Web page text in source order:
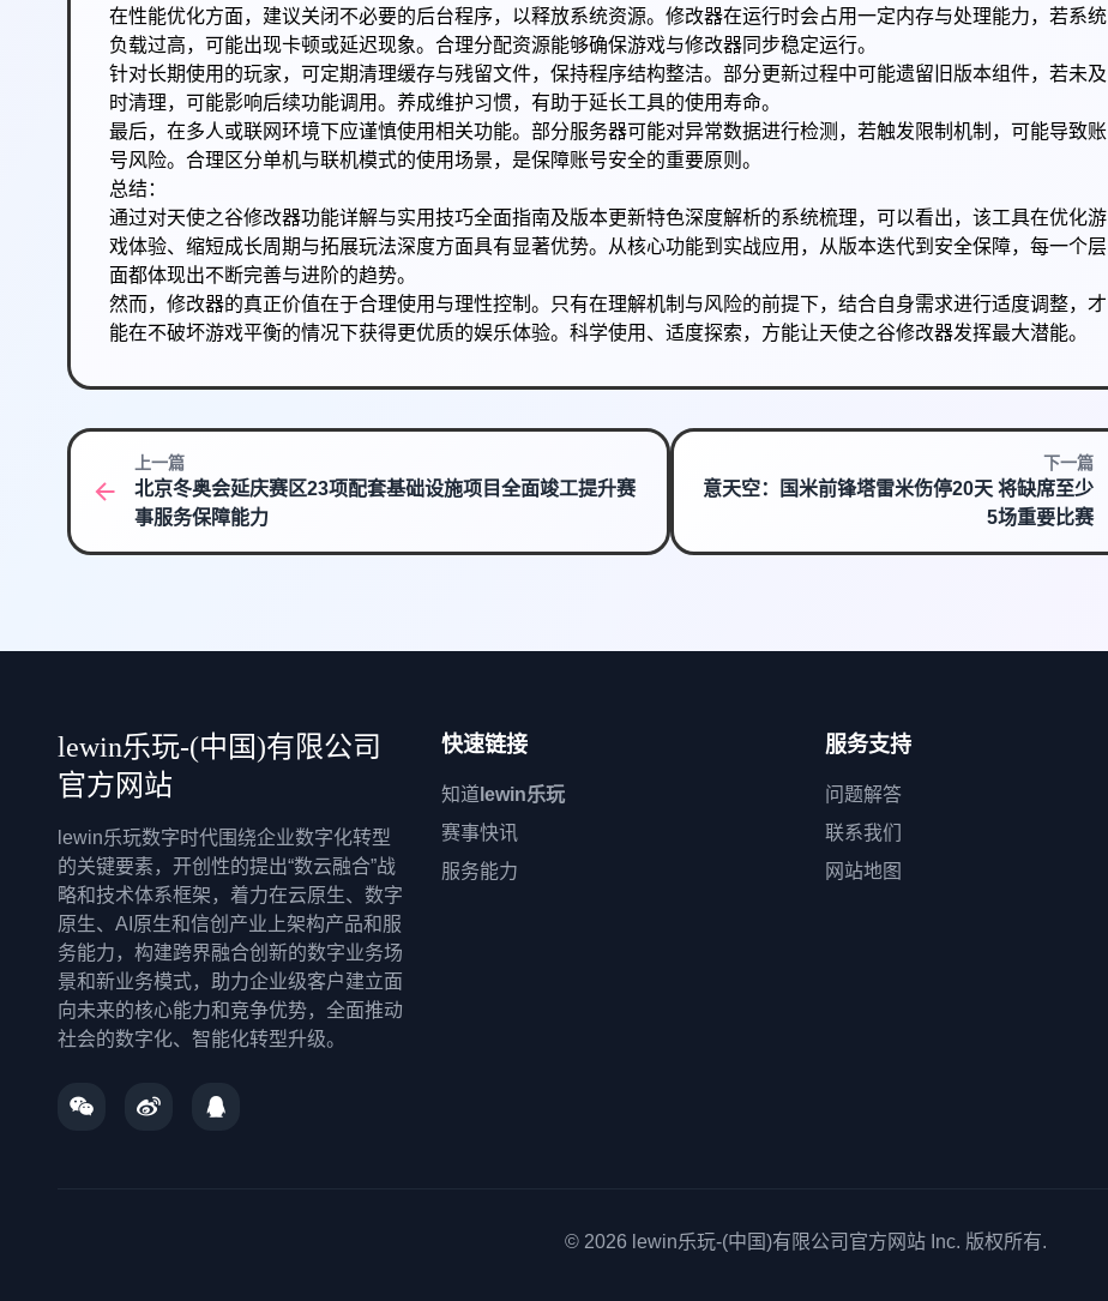
在性能优化方面，建议关闭不必要的后台程序，以释放系统资源。修改器在运行时会占用一定内存与处理能力，若系统
负载过高，可能出现卡顿或延迟现象。合理分配资源能够确保游戏与修改器同步稳定运行。
针对长期使用的玩家，可定期清理缓存与残留文件，保持程序结构整洁。部分更新过程中可能遗留旧版本组件，若未及
时清理，可能影响后续功能调用。养成维护习惯，有助于延长工具的使用寿命。
最后，在多人或联网环境下应谨慎使用相关功能。部分服务器可能对异常数据进行检测，若触发限制机制，可能导致账
号风险。合理区分单机与联机模式的使用场景，是保障账号安全的重要原则。
总结：
通过对天使之谷修改器功能详解与实用技巧全面指南及版本更新特色深度解析的系统梳理，可以看出，该工具在优化游
戏体验、缩短成长周期与拓展玩法深度方面具有显著优势。从核心功能到实战应用，从版本迭代到安全保障，每一个层
面都体现出不断完善与进阶的趋势。
然而，修改器的真正价值在于合理使用与理性控制。只有在理解机制与风险的前提下，结合自身需求进行适度调整，才
能在不破坏游戏平衡的情况下获得更优质的娱乐体验。科学使用、适度探索，方能让天使之谷修改器发挥最大潜能。
上一篇
北京冬奥会延庆赛区23项配套基础设施项目全面竣工提升赛
事服务保障能力
下一篇
意天空：国米前锋塔雷米伤停20天 将缺席至少
5场重要比赛
lewin乐玩-(中国)有限公司
官方网站
lewin乐玩数字时代围绕企业数字化转型
的关键要素，开创性的提出“数云融合”战
略和技术体系框架，着力在云原生、数字
原生、AI原生和信创产业上架构产品和服
务能力，构建跨界融合创新的数字业务场
景和新业务模式，助力企业级客户建立面
向未来的核心能力和竞争优势，全面推动
社会的数字化、智能化转型升级。
快速链接
知道 lewin乐玩
赛事快讯
服务能力
服务支持
问题解答
联系我们
网站地图
© 2026 lewin乐玩-(中国)有限公司官方网站 Inc. 版权所有.